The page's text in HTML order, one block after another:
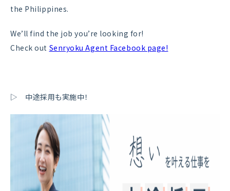
the Philippines.
We’ll find the job you’re looking for!
Check out Senryoku Agent Facebook page!
▷ 中途採用も実施中！